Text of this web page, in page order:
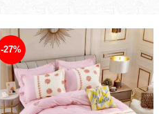
-27%